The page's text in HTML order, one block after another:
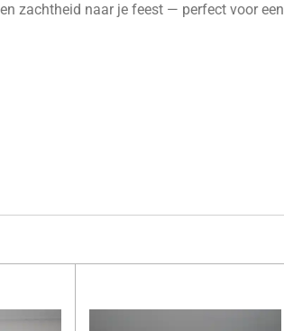
zachtheid naar je feest — perfect voor een